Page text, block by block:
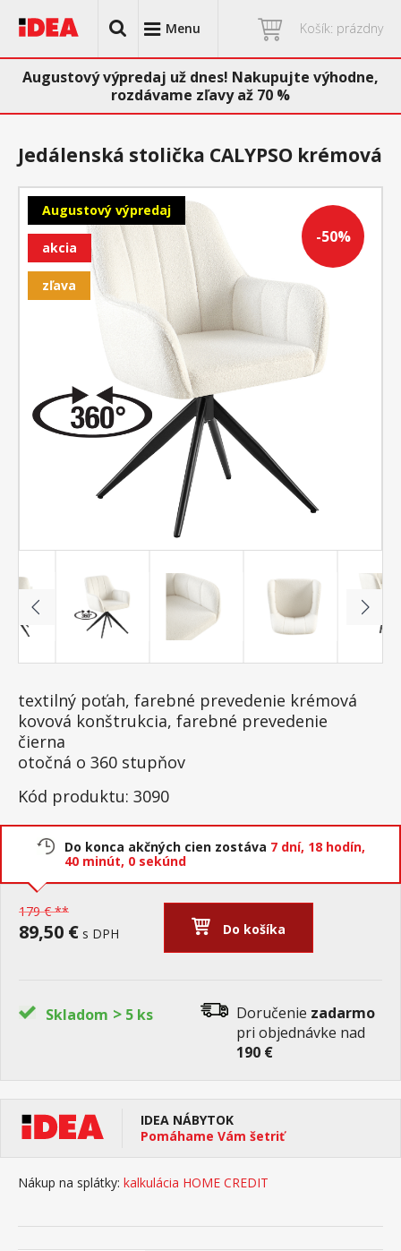
Menu Košík: prázdny
Augustový výpredaj už dnes! Nakupujte výhodne,
rozdávame zľavy až 70 %
-50%
Augustový výpredaj
akcia
zľava
Jedálenská stolička CALYPSO krémová
textilný poťah, farebné prevedenie krémová
kovová konštrukcia, farebné prevedenie
čierna
otočná o 360 stupňov
Kód produktu: 3090
Do konca akčných cien zostáva 7 dní, 18 hodín,
39 minút, 59 sekúnd
179 € **
89,50 € s DPH Do košíka
Skladom > 5 ks Doručenie zadarmo
pri objednávke nad
190 €
IDEA NÁBYTOK
Pomáhame Vám šetriť
Nákup na splátky: kalkulácia HOME CREDIT